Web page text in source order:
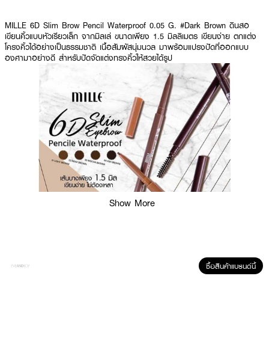
MILLE 6D Slim Brow Pencil Waterproof 0.05 G. #Dark Brown ดินสอ
เขียนคิ้วแบบหัวเรียวเล็ก จากมิลเล่ ขนาดเพียง 1.5 มิลลิเมตร เขียนง่าย ตกแต่ง
โครงคิ้วได้อย่างเป็นธรรมชาติ เนื้อสัมผัสนุ่มนวล มาพร้อมแปรงปัดที่ออกแบบ
องศามาอย่างดี สำหรับปัดจัดแต่งทรงคิ้วให้สวยได้รูป
Show More
ซื้อสินค้าแบรนด์นี้